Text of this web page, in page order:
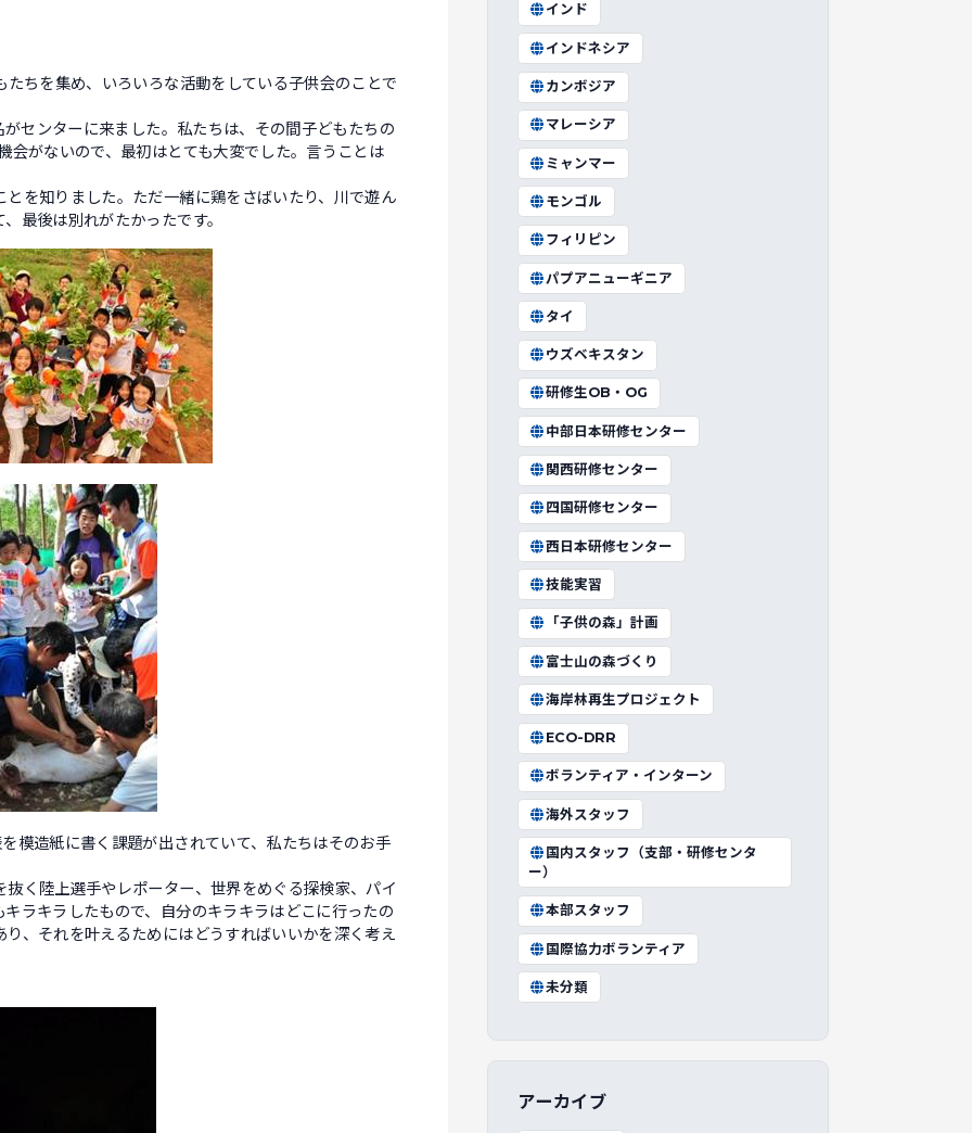
ちを集め、いろいろな活動をしている子供会のことで
センターに来ました。私たちは、その間子どもたちの
会がないので、最初はとても大変でした。言うことは
を知りました。ただ一緒に鶏をさばいたり、川で遊ん
最後は別れがたかったです。
模造紙に書く課題が出されていて、私たちはそのお手
く陸上選手やレポーター、世界をめぐる探検家、パイ
ラキラしたもので、自分のキラキラはどこに行ったの
、それを叶えるためにはどうすればいいかを深く考え
インド
インドネシア
カンボジア
マレーシア
ミャンマー
モンゴル
フィリピン
パプアニューギニア
タイ
ウズベキスタン
研修生OB・OG
中部日本研修センター
関西研修センター
四国研修センター
西日本研修センター
技能実習
「子供の森」計画
富士山の森づくり
海岸林再生プロジェクト
ECO-DRR
ボランティア・インターン
海外スタッフ
国内スタッフ（支部・研修センタ
ー）
本部スタッフ
国際協力ボランティア
未分類
アーカイブ